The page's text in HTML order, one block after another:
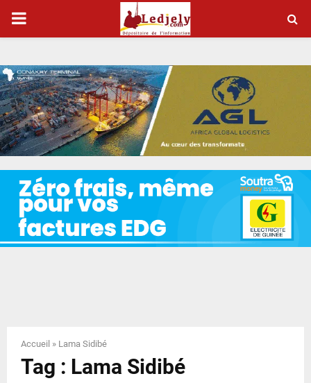
P
I
M
A
Y
N
Accueil » Lama Sidibé
Tag : Lama Sidibé